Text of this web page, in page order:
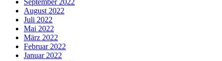
September 2022
August 2022
Juli 2022
Mai 2022
März 2022
Februar 2022
Januar 2022